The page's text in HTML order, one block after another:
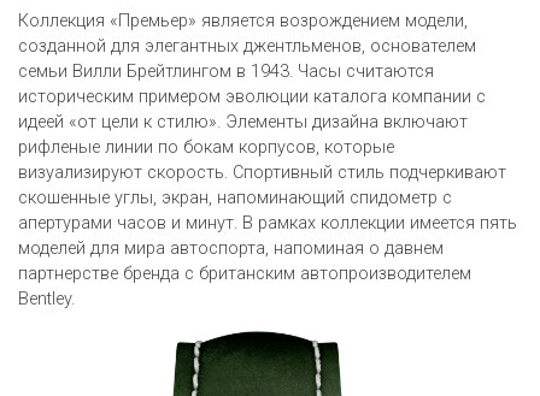
Коллекция «Премьер» является возрождением модели,
созданной для элегантных джентльменов, основателем
семьи Вилли Брейтлингом в 1943. Часы считаются
историческим примером эволюции каталога компании с
идеей «от цели к стилю». Элементы дизайна включают
рифленые линии по бокам корпусов, которые
визуализируют скорость. Спортивный стиль подчеркивают
скошенные углы, экран, напоминающий спидометр с
апертурами часов и минут. В рамках коллекции имеется пять
моделей для мира автоспорта, напоминая о давнем
партнерстве бренда с британским автопроизводителем
Bentley.